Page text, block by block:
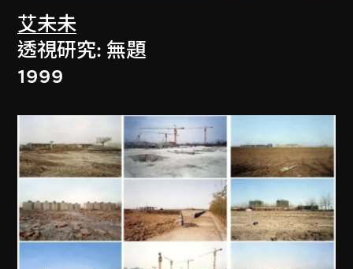
艾未未
透視研究: 無題
1999